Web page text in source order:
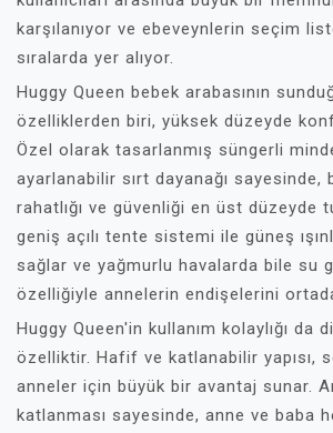
karşılanıyor ve ebeveynlerin seçim
sıralarda yer alıyor.
Huggy Queen bebek arabasının
özelliklerden biri, yüksek düzeyde
Özel olarak tasarlanmış süngerli
ayarlanabilir sırt dayanağı sayesinde,
rahatlığı ve güvenliği en üst düzeyde
geniş açılı tente sistemi ile güneş
sağlar ve yağmurlu havalarda bile su
özelliğiyle annelerin endişelerini
Huggy Queen'in kullanım kolaylığı da
özelliktir. Hafif ve katlanabilir yapısı,
anneler için büyük bir avantaj sunar.
katlanması sayesinde, anne ve baba